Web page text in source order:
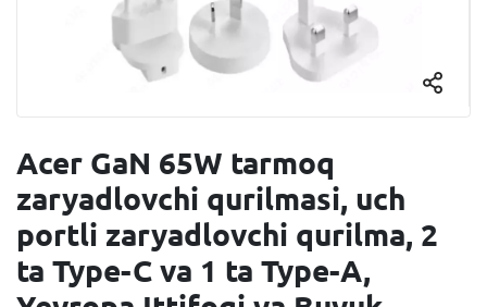
Acer GaN 65W tarmoq
zaryadlovchi qurilmasi, uch
portli zaryadlovchi qurilma, 2
ta Type-C va 1 ta Type-A,